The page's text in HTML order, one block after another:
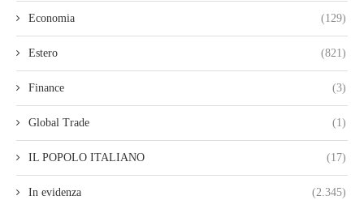
Economia (129)
Estero (821)
Finance (3)
Global Trade (1)
IL POPOLO ITALIANO (17)
In evidenza (2.345)